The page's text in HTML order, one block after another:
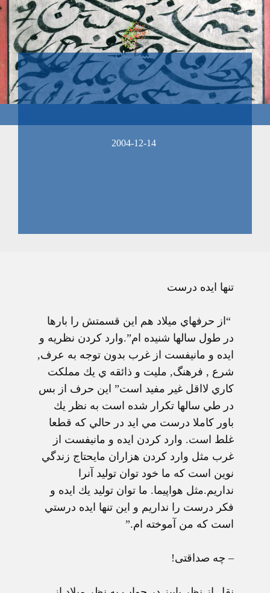
2004-12-14
تنها ايده درست
“از حرفهاي ميلاد هم اين قسمتش را بارها
در طول سالها شنيده ام”.وارد كردن نظريه و
ايده و مانيفست از غرب بدون توجه به عرف,
شرع , فرهنگ, مليت و ذائقه ي يك مملكت
كاري لااقل غير مفيد است” اين حرف از بس
در طي سالها تكرار شده است به نظر يك
باور كاملا درست مي ايد در حالي كه قطعا
غلط است. وارد كردن ايده و مانيفست از
غرب مثل وارد كردن هزاران مايحتاج زندگي
نوين است كه ما خود توان توليد آنرا
نداريم.مثل هواپيما. ما توان توليد يك ايده و
فكر درست را نداريم و اين تنها ايده درستي
است كه من آموخته ام.”
– چه صداقتی!